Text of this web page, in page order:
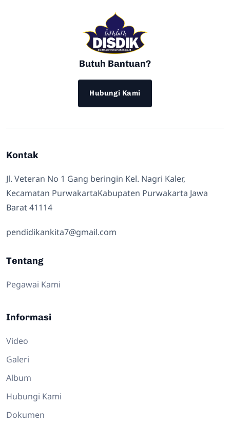
Butuh Bantuan?
Hubungi Kami
Kontak
Jl. Veteran No 1 Gang beringin Kel. Nagri Kaler,
Kecamatan PurwakartaKabupaten Purwakarta Jawa
Barat 41114
pendidikankita7@gmail.com
Tentang
Pegawai Kami
Informasi
Video
Galeri
Album
Hubungi Kami
Dokumen